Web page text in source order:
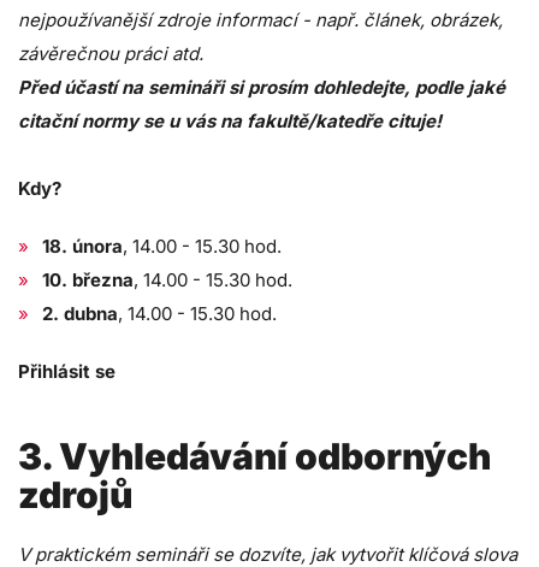
nejpoužívanější zdroje informací - např. článek, obrázek,
závěrečnou práci atd.
Před účastí na semináři si prosím dohledejte, podle jaké
citační normy se u vás na fakultě/katedře cituje!
Kdy?
18. února, 14.00 - 15.30 hod.
10. března, 14.00 - 15.30 hod.
2. dubna, 14.00 - 15.30 hod.
Přihlásit se
3. Vyhledávání odborných
zdrojů
V praktickém semináři se dozvíte, jak vytvořit klíčová slova